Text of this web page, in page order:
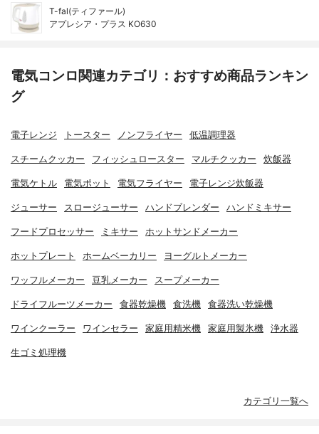
T-fal(ティファール)
アプレシア・プラス KO630
電気コンロ関連カテゴリ：おすすめ商品ランキン
グ
電子レンジ トースター ノンフライヤー 低温調理器
スチームクッカー フィッシュロースター マルチクッカー 炊飯器
電気ケトル 電気ポット 電気フライヤー 電子レンジ炊飯器
ジューサー スロージューサー ハンドブレンダー ハンドミキサー
フードプロセッサー ミキサー ホットサンドメーカー
ホットプレート ホームベーカリー ヨーグルトメーカー
ワッフルメーカー 豆乳メーカー スープメーカー
ドライフルーツメーカー 食器乾燥機 食洗機 食器洗い乾燥機
ワインクーラー ワインセラー 家庭用精米機 家庭用製氷機 浄水器
生ゴミ処理機
カテゴリ一覧へ